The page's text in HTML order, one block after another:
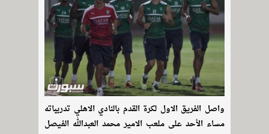
واصل الفريق الاول لكرة القدم بالنادي الاهلي تدريباته
مساء الأحد على ملعب الامير محمد العبدالله الفيصل